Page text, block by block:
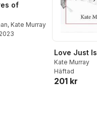
of
, Kate Murray
Love Just Is
Kate Murray
Häftad
201 kr